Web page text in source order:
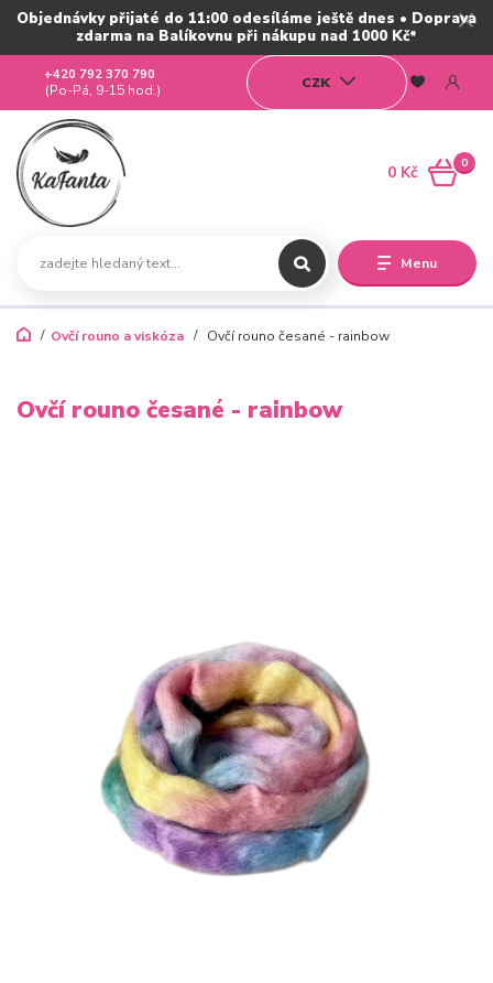
Objednávky přijaté do 11:00 odesíláme ještě dnes • Doprava
zdarma na Balíkovnu při nákupu nad 1000 Kč*
Menu
CZK
+420 792 370 790
(Po-Pá, 9-15 hod.)
0
0 Kč
Ovčí rouno a viskóza Ovčí rouno česané - rainbow
Ovčí rouno česané - rainbow